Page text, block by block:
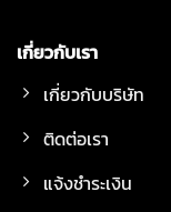
เกี่ยวกับเรา
เกี่ยวกับบริษัท
ติดต่อเรา
แจ้งชำระเงิน